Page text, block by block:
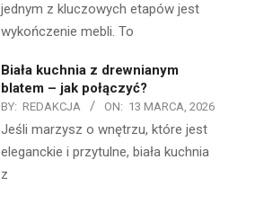
jednym z kluczowych etapów jest
wykończenie mebli. To
Biała kuchnia z drewnianym
blatem – jak połączyć?
BY: REDAKCJA ON: 13 MARCA, 2026
Jeśli marzysz o wnętrzu, które jest
eleganckie i przytulne, biała kuchnia
z